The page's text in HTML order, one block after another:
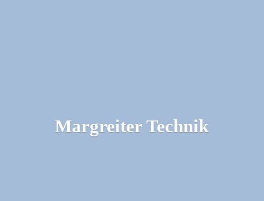
Margreiter Technik